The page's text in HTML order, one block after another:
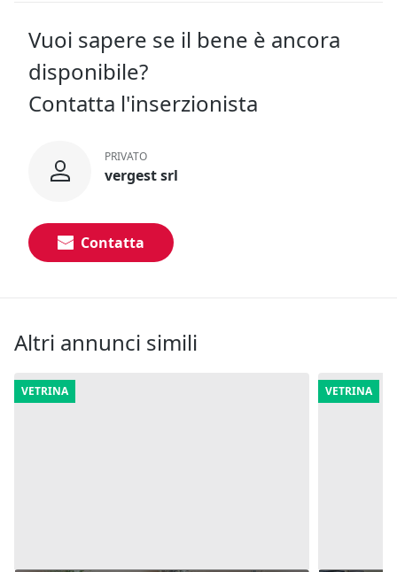
Vuoi sapere se il bene è ancora
disponibile?
Contatta l'inserzionista
PRIVATO
vergest srl
Contatta
Altri annunci simili
VETRINA VETRINA